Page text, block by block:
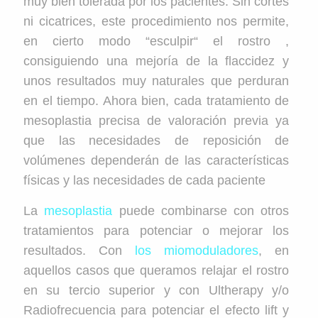
ni cicatrices, este procedimiento nos permite,
en cierto modo “esculpir“ el rostro ,
consiguiendo una mejoría de la flaccidez y
unos resultados muy naturales que perduran
en el tiempo. Ahora bien, cada tratamiento de
mesoplastia precisa de valoración previa ya
que las necesidades de reposición de
volúmenes dependerán de las características
físicas y las necesidades de cada paciente
La mesoplastia puede combinarse con otros
tratamientos para potenciar o mejorar los
resultados. Con
los miomoduladores, en
aquellos casos que queramos relajar el rostro
en su tercio superior y con Ultherapy y/o
Radiofrecuencia para potenciar el efecto lift y